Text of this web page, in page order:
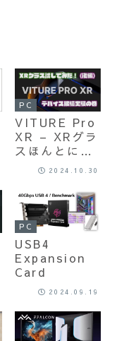
PC
VITURE Pro
XR – XRグラ
スほんとに使
えるのか実際
に試してみ
た！(後編：接
続実験)
2024.10.30
PC
USB4
Expansion
Card
2024.09.19